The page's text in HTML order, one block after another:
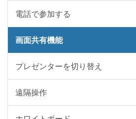
電話で参加する
画面共有機能
プレゼンターを切り替え
遠隔操作